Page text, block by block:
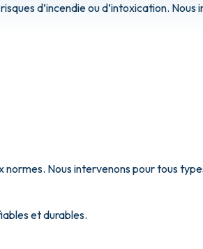
d’incendie ou d’intoxication. Nous
Nous intervenons pour tous
et durables.